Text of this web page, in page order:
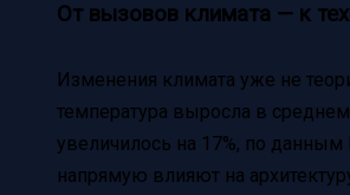
От вызовов климата — к
Изменения климата уже не
температура выросла в
увеличилось на 17%, по
напрямую влияют на